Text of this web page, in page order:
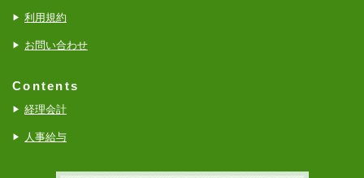
利用規約
お問い合わせ
Contents
経理会計
人事給与